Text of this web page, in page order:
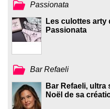
Passionata
Les culottes arty
Passionata
Bar Refaeli
Bar Refaeli,
Noël de sa